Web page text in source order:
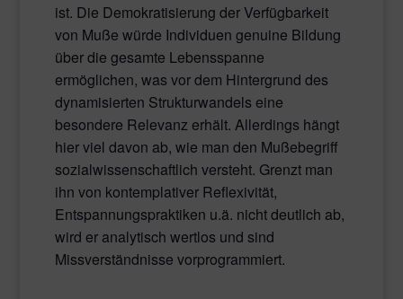
ist. Die Demokratisierung der Verfügbarkeit
von Muße würde Individuen genuine Bildung
über die gesamte Lebensspanne
ermöglichen, was vor dem Hintergrund des
dynamisierten Strukturwandels eine
besondere Relevanz erhält. Allerdings hängt
hier viel davon ab, wie man den Mußebegriff
sozialwissenschaftlich versteht. Grenzt man
ihn von kontemplativer Reflexivität,
Entspannungspraktiken u.ä. nicht deutlich ab,
wird er analytisch wertlos und sind
Missverständnisse vorprogrammiert.